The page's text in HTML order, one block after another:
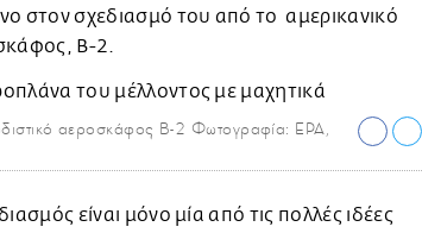
στον σχεδιασμό του από το αμερικανικό
Β-2.
αεροσκάφος B-2 Φωτογραφία: EPA,
είναι μόνο μία από τις πολλές ιδέες